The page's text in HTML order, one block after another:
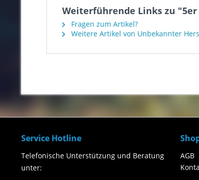
Weiterführende Links zu "5er
Fragen zum Artikel?
Weitere Artikel von Unbekannter
Service Hotline
Telefonische Unterstützung und Beratung
unter:
AGB